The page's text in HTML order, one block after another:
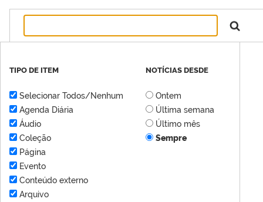
TIPO DE ITEM
Selecionar Todos/Nenhum
Agenda Diária
Áudio
Coleção
Página
Evento
Conteúdo externo
Arquivo
NOTÍCIAS DESDE
Ontem
Última semana
Último mês
Sempre